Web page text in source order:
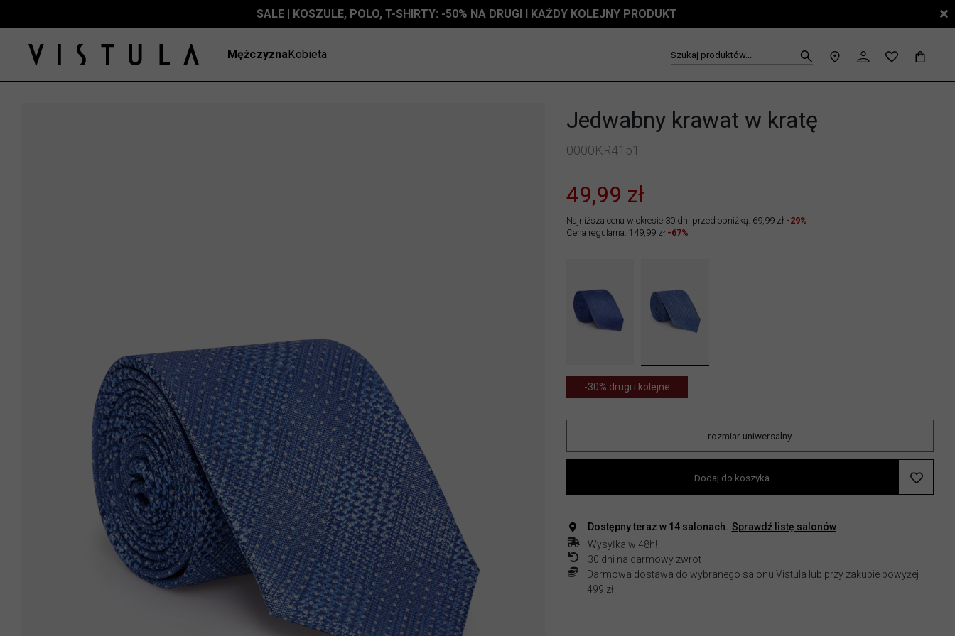
SALE | KOSZULE, POLO, T-SHIRTY: -50% NA DRUGI I KAŻDY KOLEJNY PRODUKT
MężczyznaKobieta Szukaj produktów...
Jedwabny krawat w kratę
0000KR4151
49,99 zł
Najniższa cena w okresie 30 dni przed obniżką: 69,99 zł -29%
Cena regularna: 149,99 zł -67%
-30% drugi i kolejne
rozmiar uniwersalny
Dodaj do koszyka
Dostępny teraz w 14salonach. Sprawdź listę salonów
Wysyłka w 48h!
30 dni na darmowy zwrot
Darmowa dostawa do wybranego salonu Vistula lub przy zakupie powyżej
499 zł.